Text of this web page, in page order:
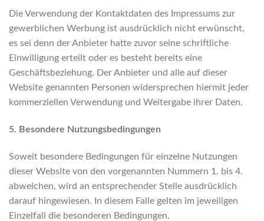
Die Verwendung der Kontaktdaten des Impressums zur
gewerblichen Werbung ist ausdrücklich nicht erwünscht,
es sei denn der Anbieter hatte zuvor seine schriftliche
Einwilligung erteilt oder es besteht bereits eine
Geschäftsbeziehung. Der Anbieter und alle auf dieser
Website genannten Personen widersprechen hiermit jeder
kommerziellen Verwendung und Weitergabe ihrer Daten.
5. Besondere Nutzungsbedingungen
Soweit besondere Bedingungen für einzelne Nutzungen
dieser Website von den vorgenannten Nummern 1. bis 4.
abweichen, wird an entsprechender Stelle ausdrücklich
darauf hingewiesen. In diesem Falle gelten im jeweiligen
Einzelfall die besonderen Bedingungen.